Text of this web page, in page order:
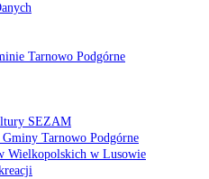
Tarnowo Podgórne
SEZAM
Tarnowo Podgórne
Wielkopolskich w Lusowie